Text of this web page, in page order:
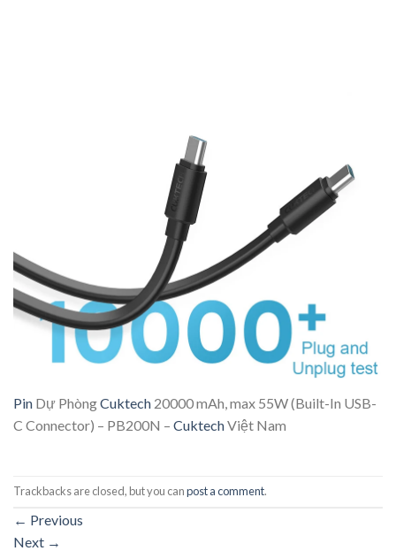
Pin Dự PhòngCuktech 20000 mAh, max 55W (Built-In USB-
C Connector) – PB200N – CuktechViệt Nam
Trackbacks are closed, but you canpost a comment.
← Previous
Next →